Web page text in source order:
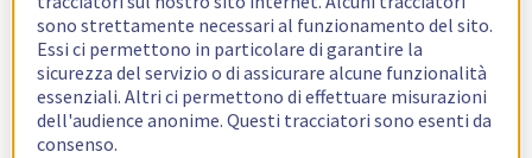
sono strettamente necessari al funzionamento del sito.
Essi ci permettono in particolare di garantire la
sicurezza del servizio o di assicurare alcune funzionalità
essenziali. Altri ci permettono di effettuare misurazioni
dell'audience anonime. Questi tracciatori sono esenti da
consenso.